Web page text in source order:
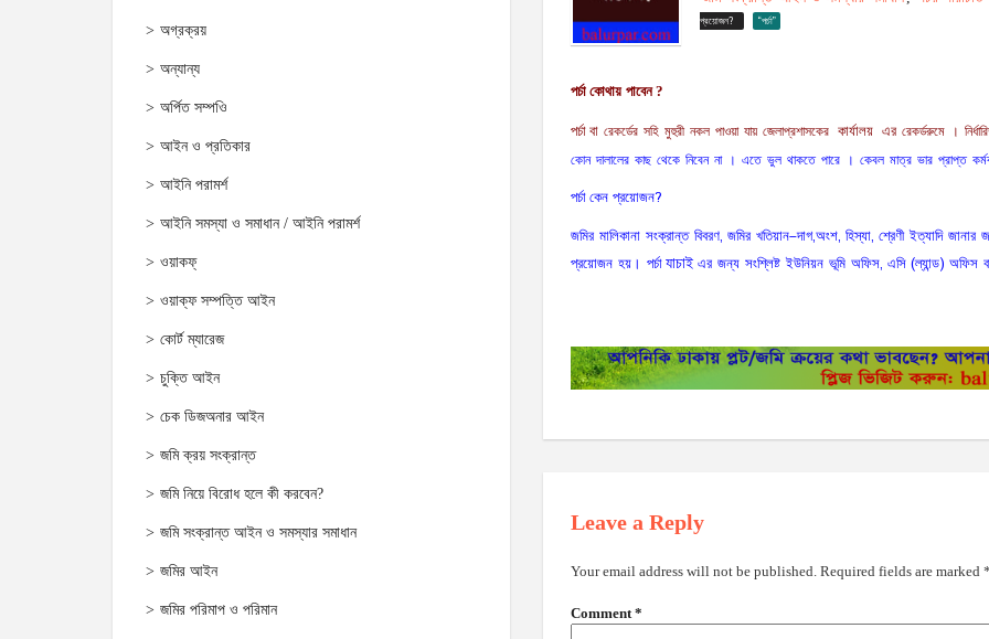
অগ্রক্রয়
অন্যান্য
অর্পিত সম্পওি
আইন ও প্রতিকার
আইনি পরামর্শ
আইনি সমস্যা ও সমাধান / আইনি পরামর্শ
ওয়াকফ্
ওয়াক্‌ফ সম্পত্তি আইন
কোর্ট ম্যারেজ
চুক্তি আইন
চেক ডিজঅনার আইন
জমি ক্রয় সংক্রান্ত
জমি নিয়ে বিরোধ হলে কী করবেন?
জমি সংক্রান্ত আইন ও সমস্যার সমাধান
জমির আইন
জমির পরিমাপ ও পরিমান
প্রয়োজন? “পর্চা”
পর্চা কোথায় পাবেন ?
পর্চা বা রেকর্ডের সহি মুহুরী নকল পাওয়া যায় জেলাপ্রশাসকের কার্যালয় এর রেকর্ডরুমে ।
কোন দালালের কাছ থেকে নিবেন না । এতে ভুল থাকতে পারে । কেবল মাত্র ভার প্রাপ্ত
পর্চা কেন প্রয়োজন?
জমির মালিকানা সংক্রান্ত বিবরণ, জমির খতিয়ান–দাগ,অংশ, হিস্যা, শ্রেণী ইত্যাদি জানার
প্রয়োজন হয় । পর্চা যাচাই এর জন্য সংশ্লিষ্ট ইউনিয়ন ভূমি অফিস, এসি (ল্যান্ড) অফিস
Leave a Reply
Your email address will not be published. Required fields are marked
Comment *